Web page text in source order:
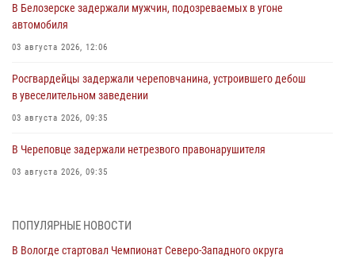
В Белозерске задержали мужчин, подозреваемых в угоне
автомобиля
03 августа 2026, 12:06
Росгвардейцы задержали череповчанина, устроившего дебош
в увеселительном заведении
03 августа 2026, 09:35
В Череповце задержали нетрезвого правонарушителя
03 августа 2026, 09:35
товаров из магазина
ПОПУЛЯРНЫЕ НОВОСТИ
В Вологде стартовал Чемпионат Северо-Западного округа